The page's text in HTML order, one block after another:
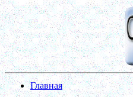
Главная